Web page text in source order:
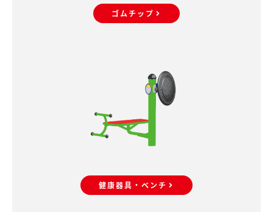
ゴムチップ
健康器具・ベンチ